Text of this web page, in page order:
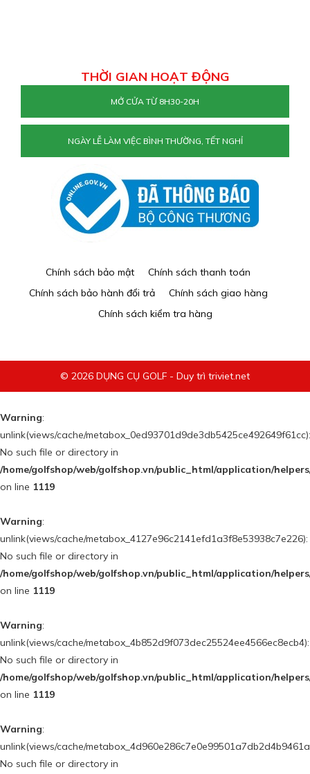
THỜI GIAN HOẠT ĐỘNG
MỞ CỬA TỪ 8H30-20H
NGÀY LỄ LÀM VIỆC BÌNH THƯỜNG, TẾT NGHỈ
Chính sách bảo mật
Chính sách thanh toán
Chính sách bảo hành đổi trả
Chính sách giao hàng
Chính sách kiểm tra hàng
© 2026 DỤNG CỤ GOLF - Duy trì triviet.net
Warning:
unlink(views/cache/metabox_0ed93701d9de3db5425ce492649f61cc):
No such file or directory in
/home/golfshop/web/golfshop.vn/public_html/application/
on line 1119
Warning:
unlink(views/cache/metabox_4127e96c2141efd1a3f8e53938c7e226):
No such file or directory in
/home/golfshop/web/golfshop.vn/public_html/application/
on line 1119
Warning:
unlink(views/cache/metabox_4b852d9f073dec25524ee4566ec8ecb4):
No such file or directory in
/home/golfshop/web/golfshop.vn/public_html/application/
on line 1119
Warning:
unlink(views/cache/
No such file or directory in